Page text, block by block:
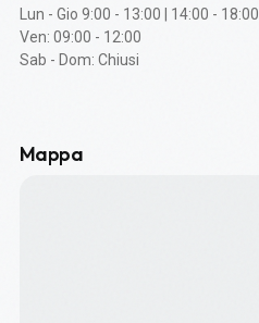
Lun - Gio 9:00 - 13:00 | 14:00 - 18:00
Ven: 09:00 - 12:00
Sab - Dom: Chiusi
Mappa